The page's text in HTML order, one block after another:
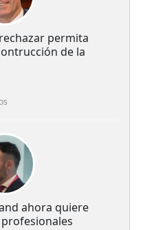
permita
de la
ahora quiere